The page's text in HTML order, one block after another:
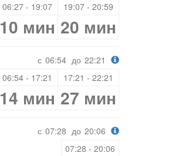
06:27 - 19:07
19:07 - 20:59
10 мин 20 мин
с 06:54 до 22:21
06:54 - 17:21
17:21 - 22:21
14 мин 27 мин
с 07:28 до 20:06
07:28 - 20:06